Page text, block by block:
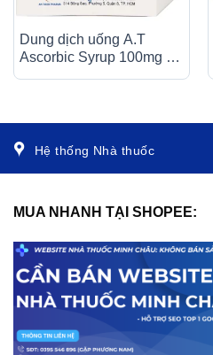
Dung dịch uống A.T
Ascorbic Syrup 100mg bổ
Hệ thống Nhà thuốc
MUA NHANH TẠI SHOPEE: